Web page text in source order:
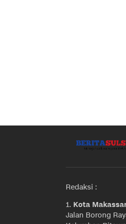
Redaksi :
1. Kota
Jalan Borong